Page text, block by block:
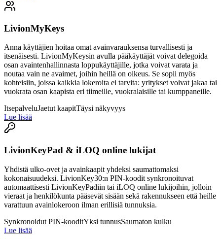
LivionMyKeys
Anna käyttäjien hoitaa omat avainvarauksensa turvallisesti ja
itsenäisesti. LivionMyKeysin avulla pääkäyttäjät voivat delegoida
osan avaintenhallinnasta loppukäyttäjille, jotka voivat varata ja
noutaa vain ne avaimet, joihin heillä on oikeus. Se sopii myös
kohteisiin, joissa kaikkia lokeroita ei tarvita: yritykset voivat jakaa tai
vuokrata osan kaapista eri tiimeille, vuokralaisille tai kumppaneille.
ItsepalveluJaetut kaapitTäysi näkyvyys
Lue lisää
LivionKeyPad & iLOQ online lukijat
Yhdistä ulko-ovet ja avainkaapit yhdeksi saumattomaksi
kokonaisuudeksi. LivionKey30:n PIN-koodit synkronoituvat
automaattisesti LivionKeyPadiin tai iLOQ online lukijoihin, jolloin
vieraat ja henkilökunta pääsevät sisään sekä rakennukseen että heille
varattuun avainlokeroon ilman erillisiä tunnuksia.
Synkronoidut PIN-kooditYksi tunnusSaumaton kulku
Lue lisää